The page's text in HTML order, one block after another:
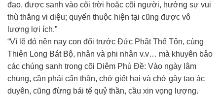
đạo, được sanh vào cõi trời hoặc cõi người, hưởng sự vui
thù thắng vi diệu; quyến thuộc hiện tại cũng được vô
lượng lợi ích.”
“Vì lẽ đó nên nay con đối trước Đức Phật Thế Tôn, cùng
Thiên Long Bát Bộ, nhân và phi nhân v.v… mà khuyên bảo
các chúng sanh trong cõi Diêm Phù Đề: Vào ngày lâm
chung, cần phải cẩn thận, chớ giết hại và chớ gây tạo ác
duyên, cũng đừng bái tế quỷ thần, cầu xin vọng lượng.